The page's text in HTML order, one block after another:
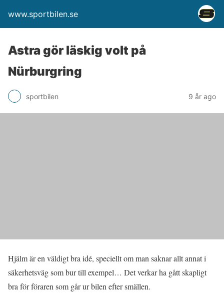
www.sportbilen.se
Astra gör läskig volt på
Nürburgring
sportbilen 9 år ago
Hjälm är en väldigt bra idé, speciellt om man saknar allt annat i
säkerhetsväg som bur till exempel… Det verkar ha gått skapligt
bra för föraren som går ur bilen efter smällen.